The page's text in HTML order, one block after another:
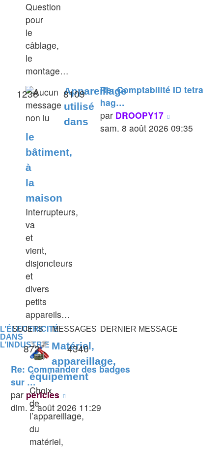
Question
pour
le
câblage,
le
montage…
Appareillage
utilisé
dans
le
bâtiment,
à
la
maison
Interrupteurs,
va
et
vient,
disjoncteurs
et
divers
petits
appareils…
1236 8109
Re: Comptabilité ID tetra
hag…
par DROOPY17
le
sam. 8 août 2026 09:35
L’ÉLECTRICITÉ
DANS
L’INDUSTRIE
SUJETS MESSAGES DERNIER MESSAGE
Matériel,
appareillage,
équipement
Choix
de
l’appareillage,
du
matériel,
872 4340
Re: Commander des badges
sur …
par pericles
le
dernier
dim. 2 août 2026 11:29